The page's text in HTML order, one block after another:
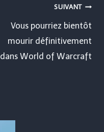
SUIVANT
Vous pourriez bientôt
mourir définitivement
dans World of Warcraft